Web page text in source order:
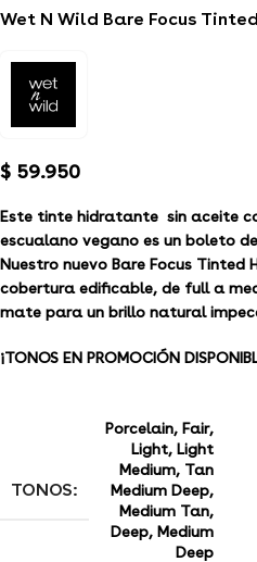
Wet N Wild Bare Focus
$ 59.950
Este tinte hidratante sin aceite
escualano vegano es un boleto
Nuestro nuevo Bare Focus Tinted
cobertura edificable, de full a
mate para un brillo natural
¡TONOS EN PROMOCIÓN
TONOS:
Porcelain, Fair,
Light, Light
Medium, Tan
Medium Deep,
Medium Tan,
Deep, Medium
Deep